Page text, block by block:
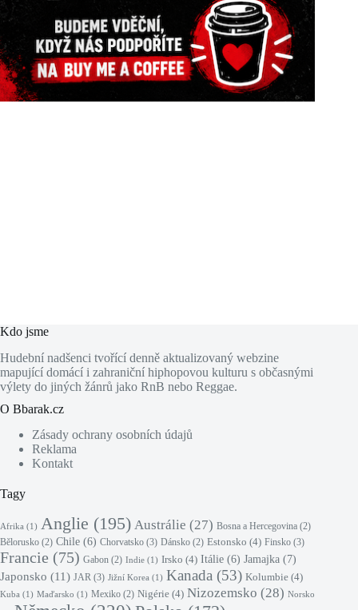
Kdo jsme
Hudební nadšenci tvořící denně aktualizovaný webzine
mapující domácí i zahraniční hiphopovou kulturu s občasnými
výlety do jiných žánrů jako RnB nebo Reggae.
O Bbarak.cz
Zásady ochrany osobních údajů
Reklama
Kontakt
Tagy
Afrika (1) Anglie (195) Austrálie (27) Bosna a Hercegovina (2)
Bělorusko (2) Chile (6) Chorvatsko (3) Dánsko (2) Estonsko (4) Finsko (3)
Francie (75) Gabon (2) Indie (1) Irsko (4) Itálie (6) Jamajka (7)
Japonsko (11) JAR (3) Jižní Korea (1) Kanada (53) Kolumbie (4)
Kuba (1) Maďarsko (1) Mexiko (2) Nigérie (4) Nizozemsko (28) Norsko